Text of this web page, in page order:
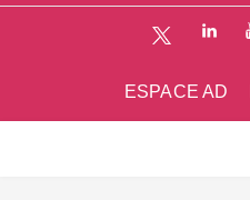
ESPACE AD